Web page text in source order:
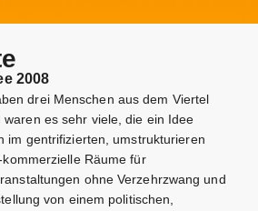
2008
drei Menschen aus dem Viertel
es sehr viele, die ein Idee
im gentrifizierten, umstrukturieren
Räume für
ohne Verzehrzwang und
von einem politischen,